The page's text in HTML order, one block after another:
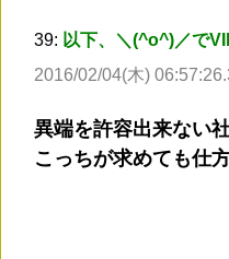
39: 以下、＼(^o^)／で
2016/02/04(木)
異端を許容出来ない
こっちが求めても仕